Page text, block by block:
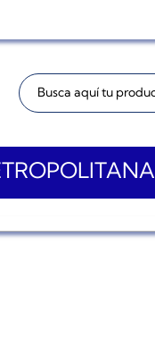
Buscar: